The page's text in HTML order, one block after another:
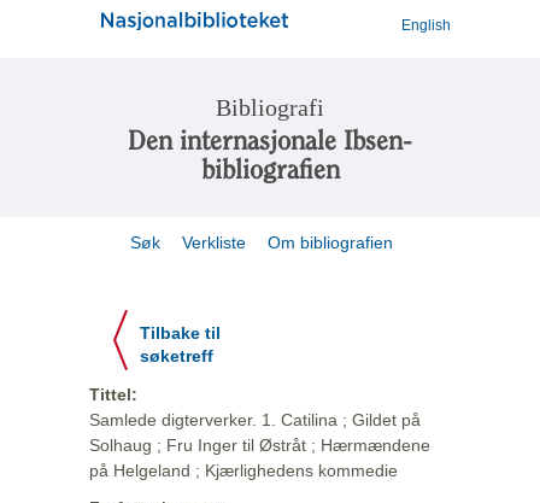
English
Bibliografi
Den internasjonale Ibsen-
bibliografien
Søk Verkliste Om bibliografien
Tilbake til
søketreff
Tittel:
Samlede digterverker. 1. Catilina ; Gildet på
Solhaug ; Fru Inger til Østråt ; Hærmændene
på Helgeland ; Kjærlighedens kommedie